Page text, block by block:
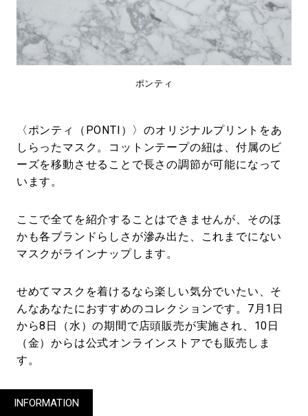
ポンティ
〈ポンティ（PONTI）〉のオリジナルプリントをあ
しらったマスク。コットンテープの紐は、付属のビ
ーズを移動させることで長さの調節が可能になって
います。
ここで全てを紹介することはできませんが、そのほ
かも各ブランドらしさが滲み出た、これまでにない
マスクがラインナップします。
せめてマスクを着けるなら楽しい気分でいたい、そ
んなあなたにおすすめのコレクションです。7月1日
から8日（水）の期間で店頭販売が実施され、10日
（金）からは公式オンラインストアでも販売しま
す。
INFORMATION